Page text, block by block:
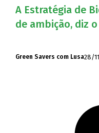
A Estratégia de
de ambição, diz
Green Savers com Lusa28/